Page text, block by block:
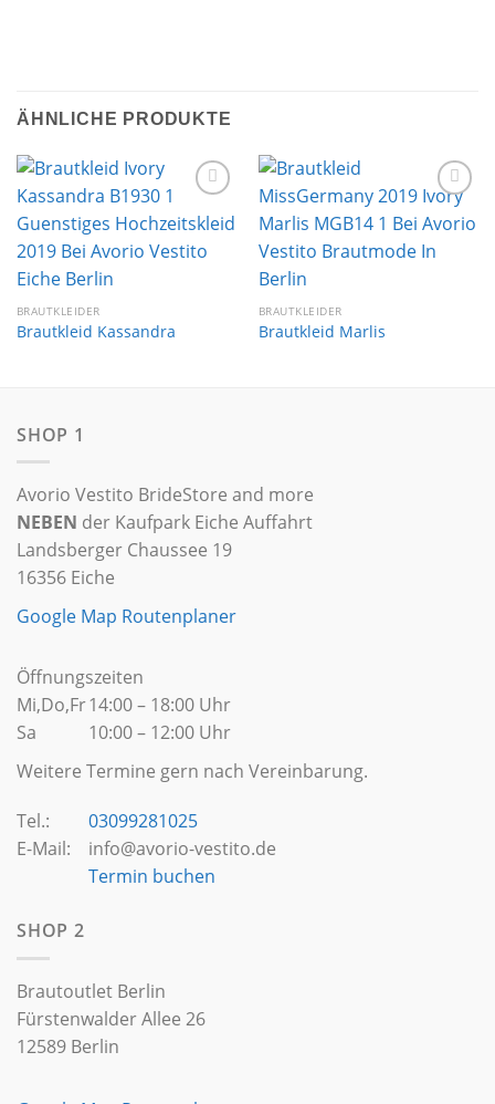
ÄHNLICHE PRODUKTE
Wunschliste
BRAUTKLEIDER
Brautkleid Kassandra
Wunschliste
BRAUTKLEIDER
Brautkleid Marlis
SHOP 1
Avorio Vestito BrideStore and more
NEBEN der Kaufpark Eiche Auffahrt
Landsberger Chaussee 19
16356 Eiche
Google Map Routenplaner
Öffnungszeiten
Mi,Do,Fr
Sa
14:00 – 18:00 Uhr
10:00 – 12:00 Uhr
Weitere Termine gern nach Vereinbarung.
Tel.:
E-Mail:
03099281025
info@avorio-vestito.de
Termin buchen
SHOP 2
Brautoutlet Berlin
Fürstenwalder Allee 26
12589 Berlin